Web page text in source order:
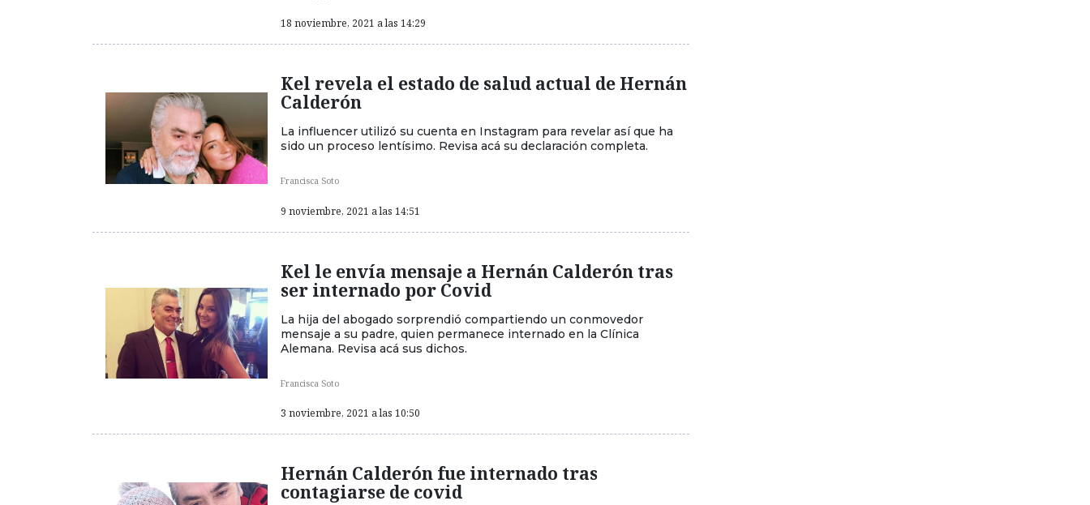
18 noviembre, 2021 a las 14:29
Kel revela el estado de salud actual de Hernán
Calderón
La influencer utilizó su cuenta en Instagram para revelar así que ha
sido un proceso lentísimo. Revisa acá su declaración completa.
Francisca Soto
9 noviembre, 2021 a las 14:51
Kel le envía mensaje a Hernán Calderón tras
ser internado por Covid
La hija del abogado sorprendió compartiendo un conmovedor
mensaje a su padre, quien permanece internado en la Clínica
Alemana. Revisa acá sus dichos.
Francisca Soto
3 noviembre, 2021 a las 10:50
Hernán Calderón fue internado tras
contagiarse de covid